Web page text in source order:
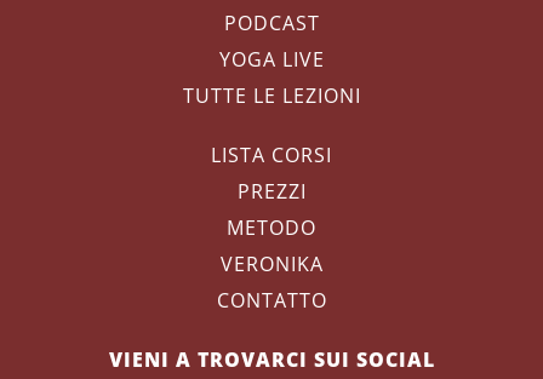
PODCAST
YOGA LIVE
TUTTE LE LEZIONI
LISTA CORSI
PREZZI
METODO
VERONIKA
CONTATTO
VIENI A TROVARCI SUI SOCIAL